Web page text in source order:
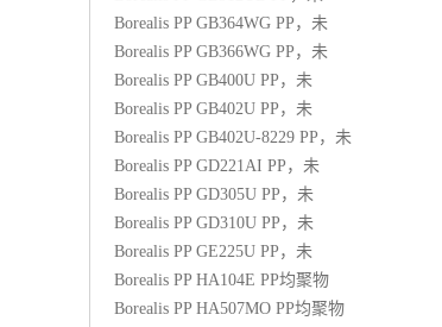
Borealis PP GB364WG PP ，未
Borealis PP GB366WG PP ，未
Borealis PP GB400U PP ，未
Borealis PP GB402U PP ，未
Borealis PP GB402U-8229 PP ，未
Borealis PP GD221AI PP ，未
Borealis PP GD305U PP ，未
Borealis PP GD310U PP ，未
Borealis PP GE225U PP ，未
Borealis PP HA104E PP均聚物
Borealis PP HA507MO PP均聚物